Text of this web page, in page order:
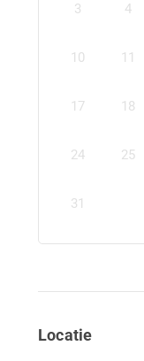
3 4
10 11
17 18
24 25
31
Locatie